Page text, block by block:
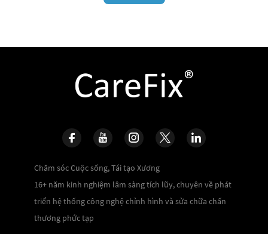
Chăm sóc Cuộc sống, Tái tạo Xương
16+ năm kinh nghiệm lâm sàng tích lũy, chuyên về phát
triển hệ thống công nghệ chỉnh hình và sửa chữa chấn
thương phức tạp